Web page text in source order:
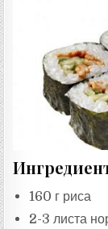
160 г риса
2-3 листа